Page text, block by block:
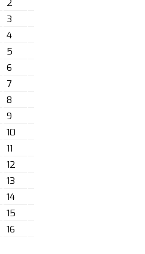
2
3
4
5
6
7
8
9
10
11
12
13
14
15
16